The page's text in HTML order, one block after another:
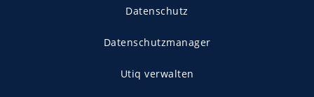
Datenschutz
Datenschutzmanager
Utiq verwalten